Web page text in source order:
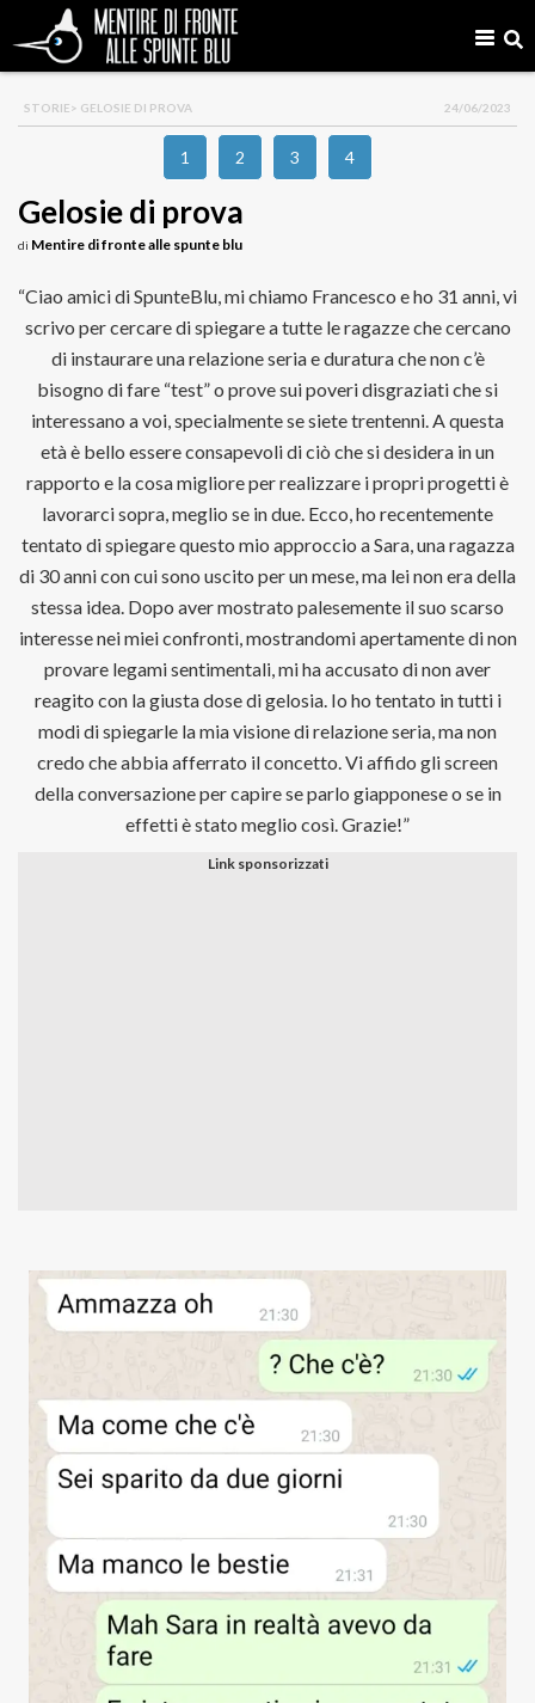
STORIE> GELOSIE DI PROVA 24/06/2023
1 2 3 4
Gelosie di prova
di Mentire di fronte alle spunte blu
“Ciao amici di SpunteBlu, mi chiamo Francesco e ho 31 anni, vi
scrivo per cercare di spiegare a tutte le ragazze che cercano
di instaurare una relazione seria e duratura che non c’è
bisogno di fare “test” o prove sui poveri disgraziati che si
interessano a voi, specialmente se siete trentenni. A questa
età è bello essere consapevoli di ciò che si desidera in un
rapporto e la cosa migliore per realizzare i propri progetti è
lavorarci sopra, meglio se in due. Ecco, ho recentemente
tentato di spiegare questo mio approccio a Sara, una ragazza
di 30 anni con cui sono uscito per un mese, ma lei non era della
stessa idea. Dopo aver mostrato palesemente il suo scarso
interesse nei miei confronti, mostrandomi apertamente di non
provare legami sentimentali, mi ha accusato di non aver
reagito con la giusta dose di gelosia. Io ho tentato in tutti i
modi di spiegarle la mia visione di relazione seria, ma non
credo che abbia afferrato il concetto. Vi affido gli screen
della conversazione per capire se parlo giapponese o se in
effetti è stato meglio così. Grazie!”